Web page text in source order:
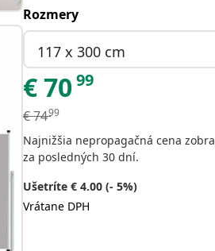
Rozmery
117 x 300 cm
€7099
€7499
Najnižšia nepropagačná cena
za posledných 30 dní.
Ušetríte € 4.00 (- 5%)
Vrátane DPH